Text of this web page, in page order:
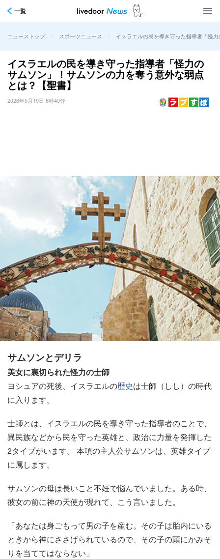
一覧
ニューストップ > スポーツニュース > イスラエルの民を導き守った指導者「怪
イスラエルの民を導き守った指導者「怪力の
サムソン」！サムソンの力を奪う意外な弱点
とは？【聖書】
2026年5月19日 8時40分
サムソンとデリラ
美女に裏切られた怪力の士師
ヨシュアの死後、イスラエルの歴史は士師（しし）の時代
に入ります。
士師とは、イスラエルの民を導き守った指導者のことで、
異民族などから民を守った英雄と、政治に力量を発揮した
2タイプがいます。 本項の主人公サムソンは、英雄タイプ
に属します。
サムソンの母は長いこと不妊で悩んでいました。ある時、
彼女の前に神の天使が現れて、こう言いました。
「あなたは身ごもって男の子を産む。その子は胎内にいる
ときから神にささげられているので、その子の頭にかみそ
りを当ててはならない」